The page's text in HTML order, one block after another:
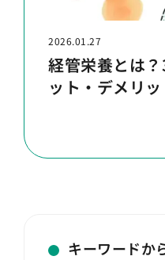
2026.01.27
経管栄養とは
ット・デメリ
キーワードか